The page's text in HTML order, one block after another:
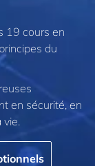
19 cours en
du
en sécurité, en
vie.